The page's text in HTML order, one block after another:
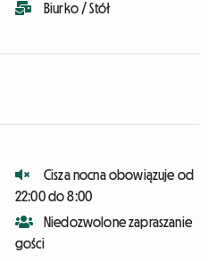
Biurko / Stół
Cisza nocna obowiązuje od
22:00 do 8:00
Niedozwolone zapraszanie
gości